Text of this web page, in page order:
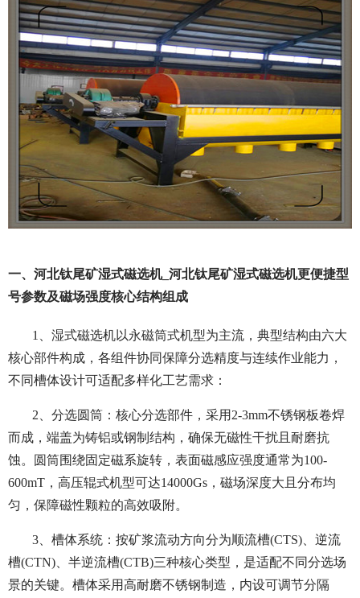
一、河北钛尾矿湿式磁选机_河北钛尾矿湿式磁选机更便捷型
号参数及磁场强度核心结构组成
1、湿式磁选机以永磁筒式机型为主流，典型结构由六大
核心部件构成，各组件协同保障分选精度与连续作业能力，
不同槽体设计可适配多样化工艺需求：
2、分选圆筒：核心分选部件，采用2-3mm不锈钢板卷焊
而成，端盖为铸铝或钢制结构，确保无磁性干扰且耐磨抗
蚀。圆筒围绕固定磁系旋转，表面磁感应强度通常为100-
600mT，高压辊式机型可达14000Gs，磁场深度大且分布均
匀，保障磁性颗粒的高效吸附。
3、槽体系统：按矿浆流动方向分为顺流槽(CTS)、逆流
槽(CTN)、半逆流槽(CTB)三种核心类型，是适配不同分选场
景的关键。槽体采用高耐磨不锈钢制造，内设可调节分隔